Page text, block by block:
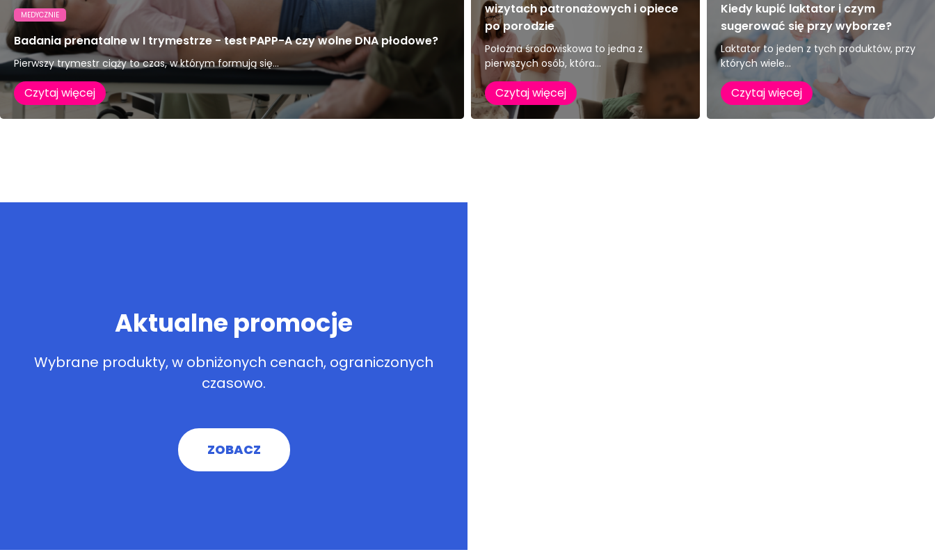
MEDYCZNIE
Badania prenatalne w I trymestrze - test PAPP-A czy wolne DNA płodowe?
Pierwszy trymestr ciąży to czas, w którym formują się...
Czytaj więcej
wizytach patronażowych i opiece
po porodzie
Położna środowiskowa to jedna z
pierwszych osób, która...
Czytaj więcej
Kiedy kupić laktator i czym
sugerować się przy wyborze?
Laktator to jeden z tych produktów, przy
których wiele...
Czytaj więcej
Aktualne promocje
Wybrane produkty, w obniżonych cenach, ograniczonych
czasowo.
ZOBACZ